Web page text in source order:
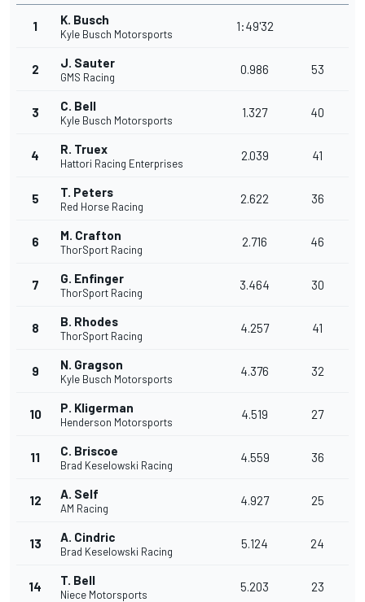
1 K. Busch
Kyle Busch Motorsports
1:49'32
2 J. Sauter
GMS Racing
0.986 53
3 C. Bell
Kyle Busch Motorsports
1.327 40
4 R. Truex
Hattori Racing Enterprises
2.039 41
5 T. Peters
Red Horse Racing
2.622 36
6 M. Crafton
ThorSport Racing
2.716 46
7 G. Enfinger
ThorSport Racing
3.464 30
8 B. Rhodes
ThorSport Racing
4.257 41
9 N. Gragson
Kyle Busch Motorsports
4.376 32
10 P. Kligerman
Henderson Motorsports
4.519 27
11 C. Briscoe
Brad Keselowski Racing
4.559 36
12 A. Self
AM Racing
4.927 25
13 A. Cindric
Brad Keselowski Racing
5.124 24
14 T. Bell
Niece Motorsports
5.203 23